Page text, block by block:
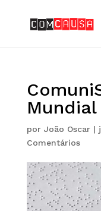
por João Oscar|
Comentários